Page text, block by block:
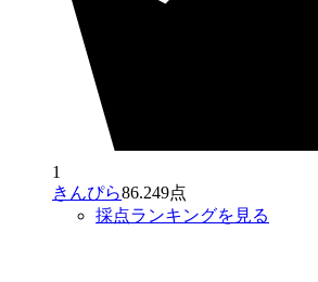
1
きんぴら86.249点
採点ランキングを見る